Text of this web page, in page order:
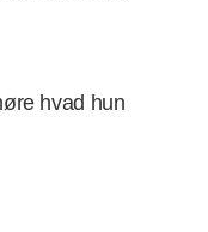
hvad hun